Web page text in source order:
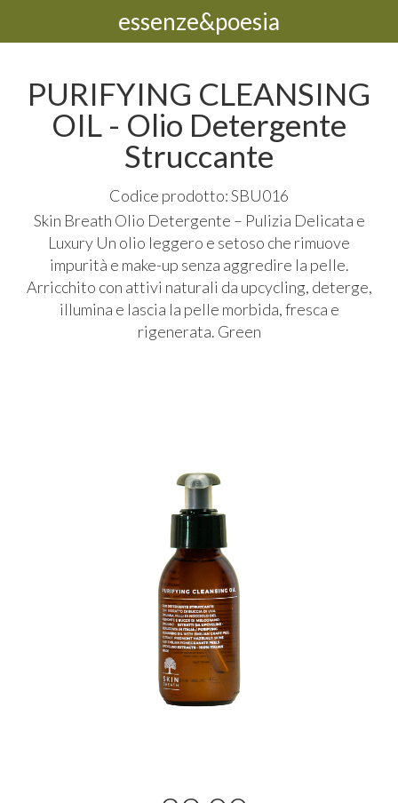
essenze&poesia
PURIFYING CLEANSING
OIL - Olio Detergente
Struccante
Codice prodotto: SBU016
Skin Breath Olio Detergente – Pulizia Delicata e
Luxury Un olio leggero e setoso che rimuove
impurità e make-up senza aggredire la pelle.
Arricchito con attivi naturali da upcycling, deterge,
illumina e lascia la pelle morbida, fresca e
rigenerata. Green